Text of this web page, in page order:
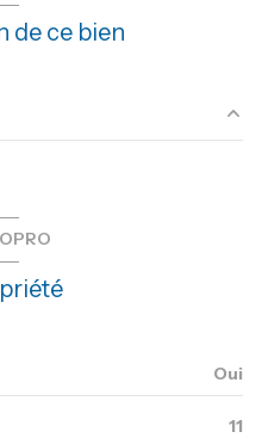
de ce bien
Oui
11